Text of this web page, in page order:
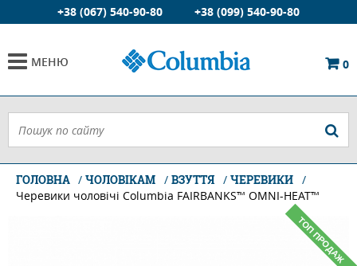
+38 (067) 540-90-80 +38 (099) 540-90-80
МЕНЮ 0
ГОЛОВНА ЧОЛОВІКАМ ВЗУТТЯ
ЧЕРЕВИКИ
Черевики чоловічі Columbia FAIRBANKS™ OMNI-HEAT™
ТОП ПРОДАЖ